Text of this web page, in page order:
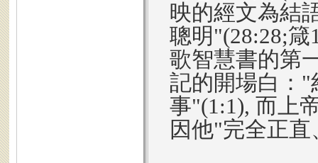
映的經文為結
聰明"(28:28;箴
歌智慧書的第
記的開場白："
事"(1:1), 而上
因他"完全正